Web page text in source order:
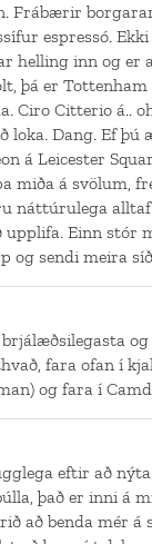
Frábærir
espressó.
helling inn og er
þá er
Ciro Citterio á..
loka. Dang. Ef
á Leicester
miða á svölum,
náttúrulega
Einn stór
og sendi meira
brjálæðsilegasta
fara ofan í
og fara í
eftir að
það er inni á
að benda mér á